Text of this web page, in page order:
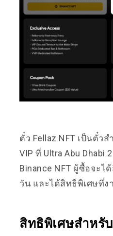
ตั๋ว Fellaz NFT เป็นตั๋ว
VIP ที่ Ultra Abu Dhabi
Binance NFT ผู้ซื้อจะไ
วัน และได้สิทธิพิเศษที่ง
สิทธิพิเศษสำหรั